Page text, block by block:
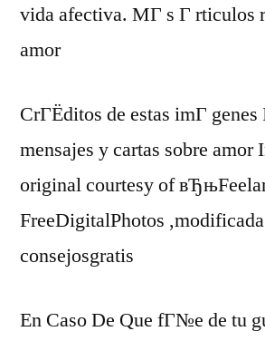
vida afectiva. MГ s Г rticulos
amor
CrГЁditos de estas imГ genes
mensajes y cartas sobre amor
original courtesy of
FreeDigitalPhotos
consejosgratis
En Caso De Que fГ№e de tu